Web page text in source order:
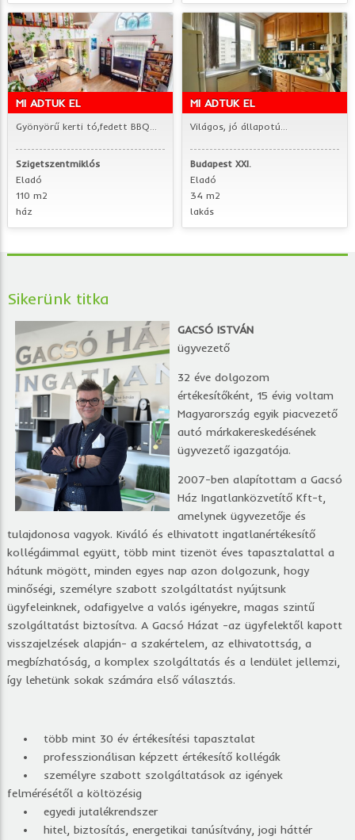
MI ADTUK EL
Gyönyörű kerti tó,fedett BBQ...
Szigetszentmiklós
Eladó
110 m2
ház
MI ADTUK EL
Világos, jó állapotú...
Budapest XXI.
Eladó
34 m2
lakás
Sikerünk titka
GACSÓ ISTVÁN
ügyvezető
32 éve dolgozom
értékesítőként, 15 évig voltam
Magyarország egyik piacvezető
autó márkakereskedésének
ügyvezető igazgatója.
2007-ben alapítottam a Gacsó
Ház Ingatlanközvetítő Kft-t,
amelynek ügyvezetője és
tulajdonosa vagyok. Kiváló és elhivatott ingatlanértékesítő
kollégáimmal együtt, több mint tizenöt éves tapasztalattal a
hátunk mögött, minden egyes nap azon dolgozunk, hogy
minőségi, személyre szabott szolgáltatást nyújtsunk
ügyfeleinknek, odafigyelve a valós igényekre, magas szintű
szolgáltatást biztosítva. A Gacsó Házat -az ügyfelektől kapott
visszajelzések alapján- a szakértelem, az elhivatottság, a
megbízhatóság, a komplex szolgáltatás és a lendület jellemzi,
így lehetünk sokak számára első választás.
• több mint 30 év értékesítési tapasztalat
• professzionálisan képzett értékesítő kollégák
• személyre szabott szolgáltatások az igények
felmérésétől a költözésig
• egyedi jutalékrendszer
• hitel, biztosítás, energetikai tanúsítvány, jogi háttér